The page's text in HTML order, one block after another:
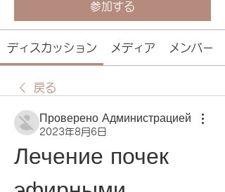
参加する
ディスカッション メディア メンバー
戻る
Проверено Администрацией
2023年8月6日
Лечение почек